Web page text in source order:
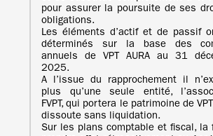
pour assurer la poursuite de ses
obligations.
Les éléments d’actif et de passif
déterminés sur la base des
annuels de VPT AURA au 31
2025.
A l’issue du rapprochement il
plus qu’une seule entité,
FVPT, qui portera le patrimoine de VPT
dissoute sans liquidation.
Sur les plans comptable et fiscal, la